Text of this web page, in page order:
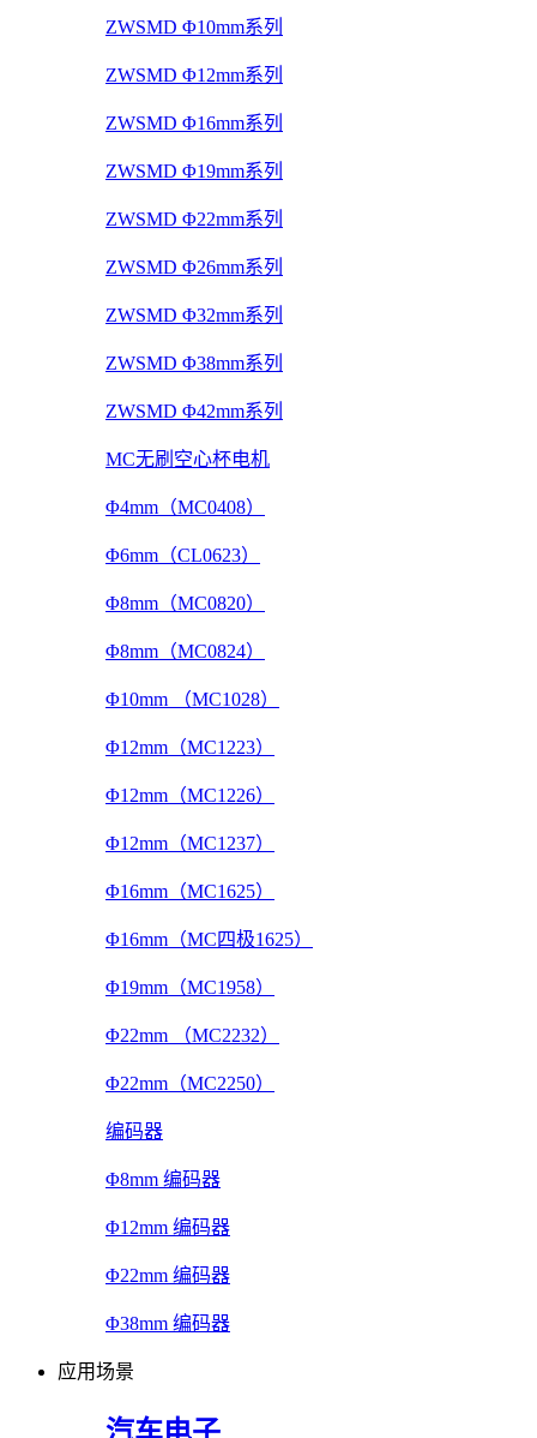
ZWSMD Φ10mm系列
ZWSMD Φ12mm系列
ZWSMD Φ16mm系列
ZWSMD Φ19mm系列
ZWSMD Φ22mm系列
ZWSMD Φ26mm系列
ZWSMD Φ32mm系列
ZWSMD Φ38mm系列
ZWSMD Φ42mm系列
MC无刷空心杯电机
Φ4mm（MC0408）
Φ6mm（CL0623）
Φ8mm（MC0820）
Φ8mm（MC0824）
Φ10mm （MC1028）
Φ12mm（MC1223）
Φ12mm（MC1226）
Φ12mm（MC1237）
Φ16mm（MC1625）
Φ16mm（MC四极1625）
Φ19mm（MC1958）
Φ22mm （MC2232）
Φ22mm（MC2250）
编码器
Φ8mm 编码器
Φ12mm 编码器
Φ22mm 编码器
Φ38mm 编码器
应用场景
汽车电子